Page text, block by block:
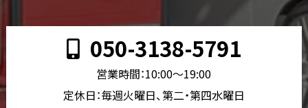
050-3138-5791
営業時間：10:00〜19:00
定休日：毎週火曜日、第二・第四水曜日